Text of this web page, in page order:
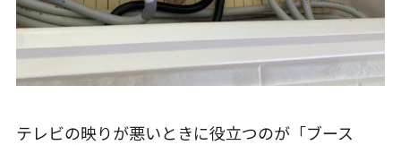
テレビの映りが悪いときに役立つのが「ブース